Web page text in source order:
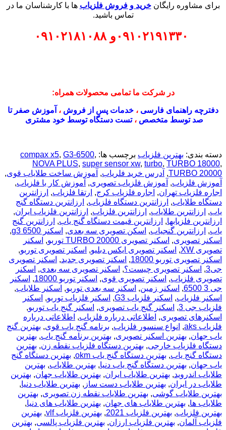
برای مشاوره رایگانخرید و فروش فلزیاب ها با کارشناسان ما در
تماس باشید.
۰۹۱۰۲۱۹۱۳۳۰ و۰۹۱۰۲۱۸۱۰۸۸
در شرکت ما تمامی محصولات همراه:
دفترچه راهنمای فارسی ، خدمات پس از فروش ، آموزش صفر تا
صد توسط متخصص ،تست دستگاه توسط خود مشتری
دسته بندی: بهترین فلزیاب برچسب ها: compax x5, G3-6500,
NOVA PLUS, super sensor xw, turbo, TURBO 18000,
TURBO 20000
, آدرس خرید فلریاب, آموزش ساخت طلایاب قوی,
آموزش فلزیاب, آموزش فلزیاب تصویری, آموزش کار با فلزیاب,
اجاره فلزیاب تهران, اجاره فلزیاب کرج, ارتقا فلزیاب, ارزانترین
دستگاه طلایاب, ارزانترین دستگاه فلزیاب, ارزانترین دستگاه گنج
یاب, ارزانترین طلایاب, ارزانترین فلزیاب, ارزانترین فلزیاب ایران,
ارزانترین فلزیابها, ارزانترین قیمت دستگاه گنج یاب, ارزانترین گنج
یاب, ارزانترین گنجیاب, اسکن تصویری سه بعدی, اسکنر g3 6500
,
اسکنر تصویری, اسکنر تصویری TURBO 20000 توربو , اسکنر
تصویری XW
, اسکنر تصویری ایکس دبلیو, اسکنر تصویری توربو,
اسکنر تصویری توربو 18000
, اسکنر تصویری جدید, اسکنر تصویری
جی3
, اسکنر تصویری چیست؟, اسکنر تصویری سه بعدی, اسکنر
تصویری فلزیاب, اسکنر تصویری قوی, اسکنر توربو 18000 , اسکنر
جی 3 6500
, اسکنر زمین, اسکنر سه بعدی توربو, اسکنر طلایاب,
اسکنر فلزیاب, اسکنر فلزیاب G3 , اسکنر فلزیاب توربو, اسکنر
فلزیاب جی 3
, اسکنر گنج یاب تصویری, اسکنر گنج یاب توربو,
اسکنرهای تصویری, اطلاعاتی درباره فلزیاب, اطلاعاتی درباره
فلزیاب aks
, انواع سنسور فلزیاب, برنامه گنج یاب قوی, بهترين گنج
ياب جهان, بهترین اسکنر تصویری, بهترین برنامه گنج یاب, بهترین
دستگاه فلزیاب خارجی, بهترین دستگاه فلزیاب نقطه زن, بهترین
دستگاه گنج یاب, بهترین دستگاه گنج یاب okm , بهترین دستگاه گنج
یاب جهان, بهترین دستگاه گنج یاب دنیا, بهترین طلایاب, بهترین
طلایاب اندروید, بهترین طلایاب ایران, بهترین طلایاب جهان, بهترین
طلایاب در ایران, بهترین طلایاب دست ساز , بهترین طلایاب دنیا,
بهترین طلایاب گوشی, بهترین طلایاب نقطه زن تصویری, بهترین
طلایاب ها, بهترین طلایاب های جهان, بهترین طلایاب های دنیا,
بهترین فلزیاب, بهترین فلزیاب 2021 , بهترین فلزیاب vlf , بهترین
فلزیاب آلمان, بهترین فلزیاب ارزان, بهترین فلزیاب پالسی, بهترین